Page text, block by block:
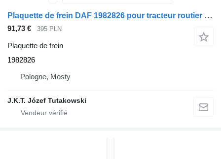
Plaquette de frein DAF 1982826 pour tracteur routier DAF XF 105/106
91,73 € 395 PLN
Plaquette de frein
1982826
Pologne, Mosty
J.K.T. Józef Tutakowski